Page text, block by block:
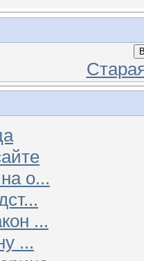
о...
...
...